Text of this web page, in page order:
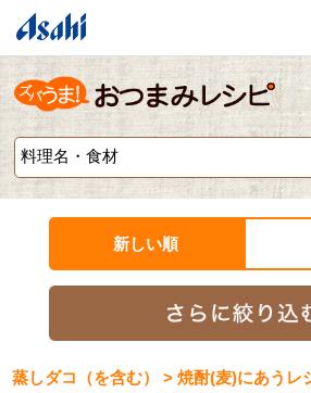
新しい順
蒸しダコ（を含む） > 焼酎(麦)にあうレ